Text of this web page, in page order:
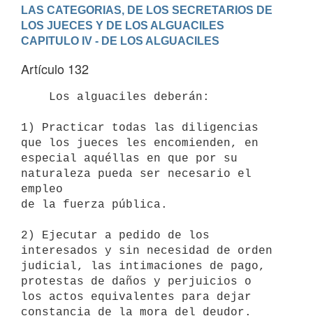
LAS CATEGORIAS, DE LOS SECRETARIOS DE
LOS JUECES Y DE LOS ALGUACILES
CAPITULO IV - DE LOS ALGUACILES
Artículo 132
1) Practicar todas las diligencias
que los jueces les encomienden, en
especial aquéllas en que por su
naturaleza pueda ser necesario el
empleo
de la fuerza pública.
2) Ejecutar a pedido de los
interesados y sin necesidad de orden
judicial, las intimaciones de pago,
protestas de daños y perjuicios o
los actos equivalentes para dejar
constancia de la mora del deudor.